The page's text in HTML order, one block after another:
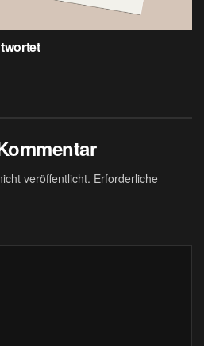
veröffentlicht. Erforderliche